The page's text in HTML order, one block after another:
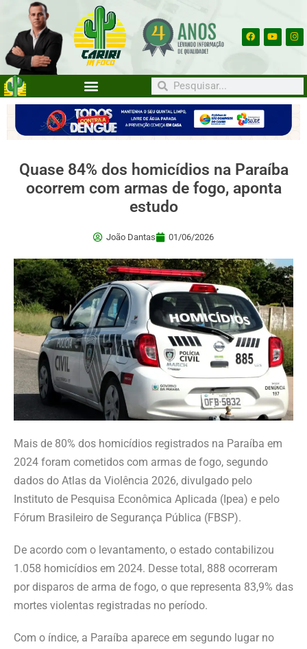
Quase 84% dos homicídios na Paraíba
ocorrem com armas de fogo, aponta
estudo
João Dantas 01/06/2026
Mais de 80% dos homicídios registrados na Paraíba em
2024 foram cometidos com armas de fogo, segundo
dados do Atlas da Violência 2026, divulgado pelo
Instituto de Pesquisa Econômica Aplicada (Ipea) e pelo
Fórum Brasileiro de Segurança Pública (FBSP).
De acordo com o levantamento, o estado contabilizou
1.058 homicídios em 2024. Desse total, 888 ocorreram
por disparos de arma de fogo, o que representa 83,9% das
mortes violentas registradas no período.
Com o índice, a Paraíba aparece em segundo lugar no